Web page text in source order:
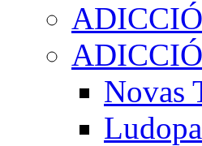
Novas